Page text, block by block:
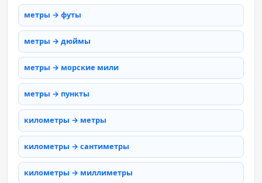
метры → футы
метры → дюймы
метры → морские мили
метры → пункты
километры → метры
километры → сантиметры
километры → миллиметры